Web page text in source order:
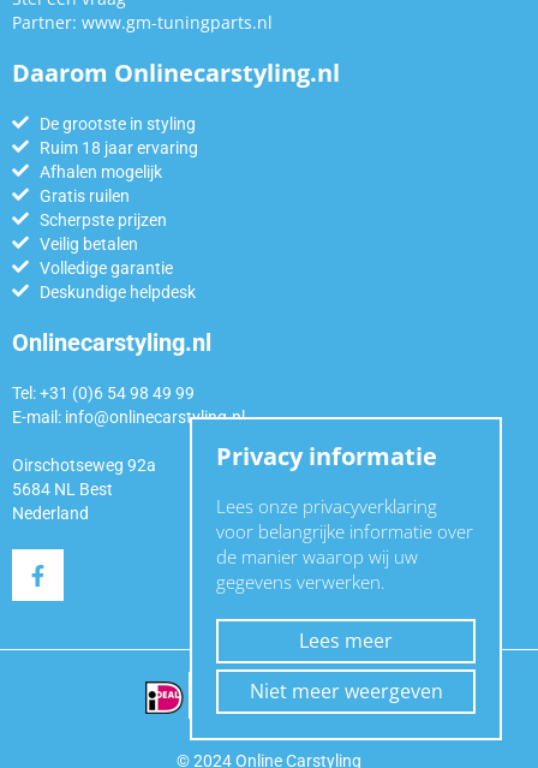
Partner: www.gm-tuningparts.nl
Daarom Onlinecarstyling.nl
De grootste in styling
Ruim 18 jaar ervaring
Afhalen mogelijk
Gratis ruilen
Scherpste prijzen
Veilig betalen
Volledige garantie
Deskundige helpdesk
Onlinecarstyling.nl
Tel: +31 (0)6 54 98 49 99
E-mail: info@onlinecarstyling.nl
Oirschotseweg 92a
5684 NL Best
Nederland
© 2024 Online Carstyling
Privacy informatie
Lees onze privacyverklaring
voor belangrijke informatie over
de manier waarop wij uw
gegevens verwerken.
Lees meer
Niet meer weergeven